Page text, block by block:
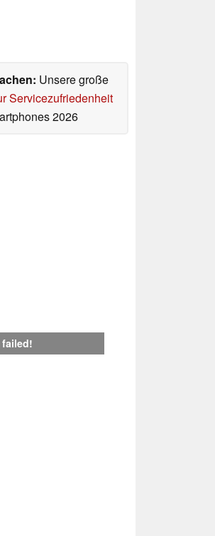
Unsere große
Servicezufriedenheit
2026